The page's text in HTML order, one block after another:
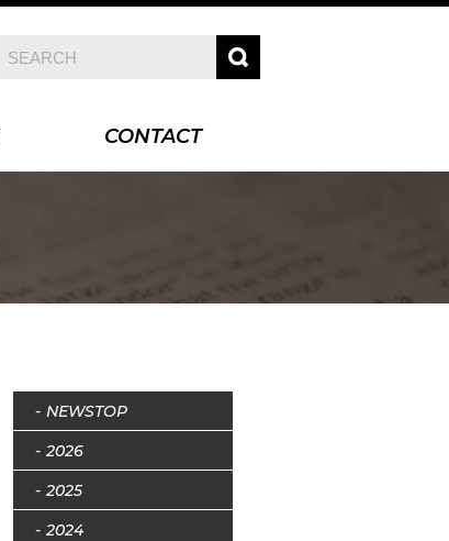
CONTACT
NEWSTOP
2026
2025
2024